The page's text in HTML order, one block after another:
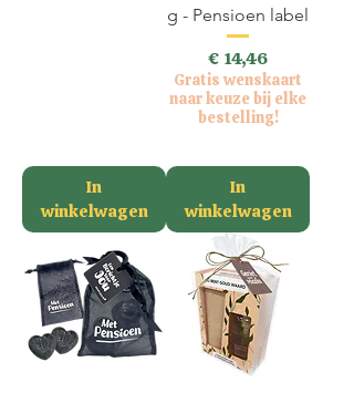
In
winkelwagen
g - Pensioen label
Prijs
€ 14,46
Gratis wenskaart
naar keuze bij elke
bestelling!
In
winkelwagen